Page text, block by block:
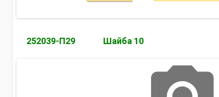
252039-П29 Шайба 10